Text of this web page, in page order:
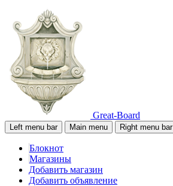
Great-Board
Left menu bar Main menu Right menu bar
Блокнот
Магазины
Добавить магазин
Добавить объявление